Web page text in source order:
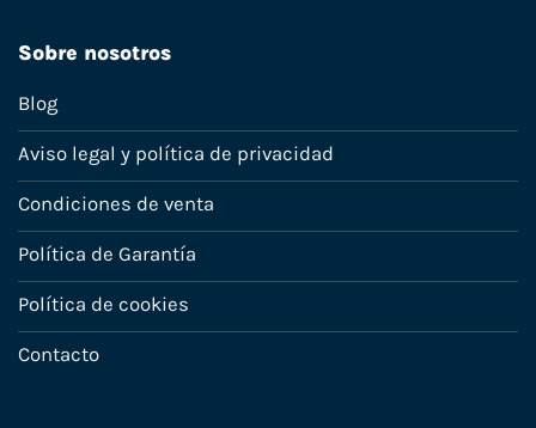
Sobre nosotros
Blog
Aviso legal y política de privacidad
Condiciones de venta
Política de Garantía
Política de cookies
Contacto